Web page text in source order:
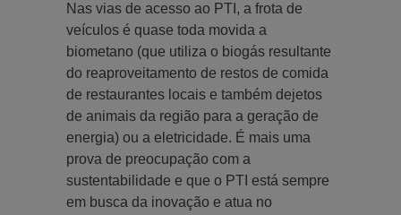
Nas vias de acesso ao PTI, a frota de
veículos é quase toda movida a
biometano (que utiliza o biogás resultante
do reaproveitamento de restos de comida
de restaurantes locais e também dejetos
de animais da região para a geração de
energia) ou a eletricidade. É mais uma
prova de preocupação com a
sustentabilidade e que o PTI está sempre
em busca da inovação e atua no